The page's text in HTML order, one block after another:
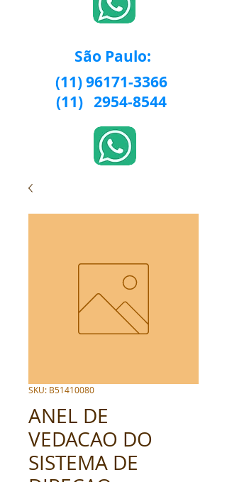
São Paulo:
(11) 96171-3366
(11) 2954-8544
SKU: B51410080
ANEL DE
VEDACAO DO
SISTEMA DE